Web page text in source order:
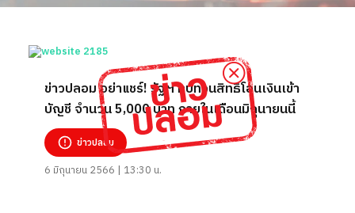
ข่าวปลอม อย่าแชร์! รัฐฯ ทบทวนสิทธิโอนเงินเข้า
บัญชี จำนวน 5,000 บาท ภายในเดือนมิถุนายนนี้
ข่าวปลอม
6 มิถุนายน 2566 | 13:30 น.